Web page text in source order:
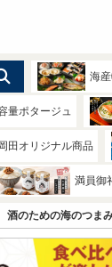
海
量ポタージュ
岡田オリジナル商品
満員御
酒のための海のつま